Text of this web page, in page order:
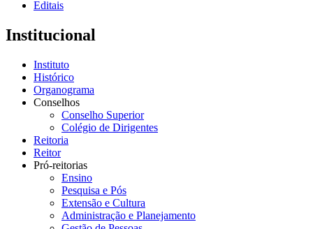
Editais
Institucional
Instituto
Histórico
Organograma
Conselhos
Conselho Superior
Colégio de Dirigentes
Reitoria
Reitor
Pró-reitorias
Ensino
Pesquisa e Pós
Extensão e Cultura
Administração e Planejamento